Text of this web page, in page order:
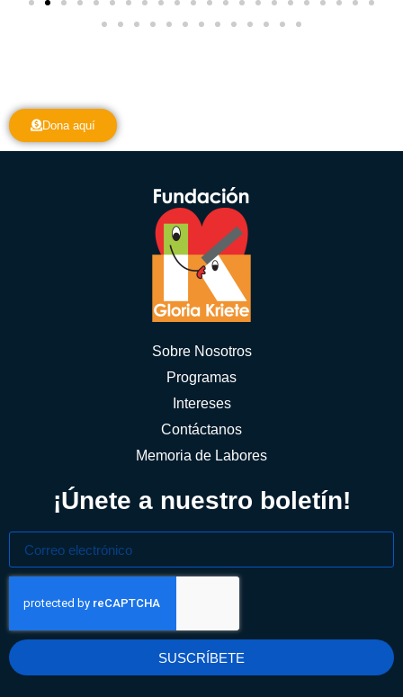
Dona aquí
Sobre Nosotros
Programas
Intereses
Contáctanos
Memoria de Labores
¡Únete a nuestro boletín!
SUSCRÍBETE